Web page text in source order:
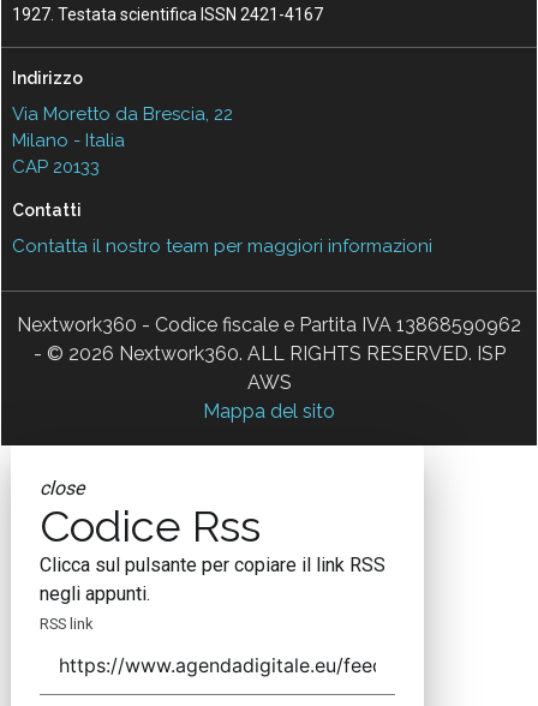
1927. Testata scientifica ISSN 2421-4167
Indirizzo
Via Moretto da Brescia, 22
Milano - Italia
CAP 20133
Contatti
Contatta il nostro team per maggiori informazioni
Nextwork360 - Codice fiscale e Partita IVA 13868590962
- © 2026 Nextwork360. ALL RIGHTS RESERVED. ISP
AWS
Mappa del sito
close
Codice Rss
Clicca sul pulsante per copiare il link RSS
negli appunti.
RSS link